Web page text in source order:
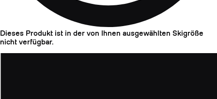
Dieses Produkt ist in der von Ihnen ausgewählten Skigröße
nicht verfügbar.